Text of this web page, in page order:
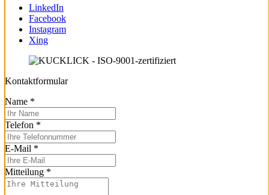
LinkedIn
Facebook
Instagram
Xing
Kontaktformular
Name *
Telefon *
E-Mail *
Mitteilung *